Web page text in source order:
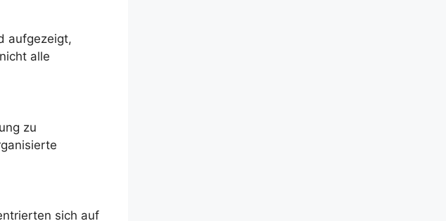
aufgezeigt,
alle
zu
sich auf